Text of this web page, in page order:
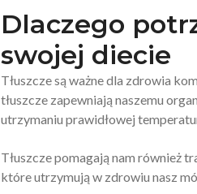
Dlaczego
swojej diecie
Tłuszcze są ważne dla zdrowia
tłuszcze zapewniają naszemu
utrzymaniu prawidłowej
Tłuszcze pomagają nam również
które utrzymują w zdrowiu nasz